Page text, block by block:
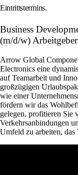
Eintrittstermins.
Business
(m/d/w)
Arrow Global
Electronics eine
auf Teamarbeit und
großzügigen
wie einer
fördern wir das
gelegen, profitieren Sie
Verkehrsanbindungen
Umfeld zu arbeiten,